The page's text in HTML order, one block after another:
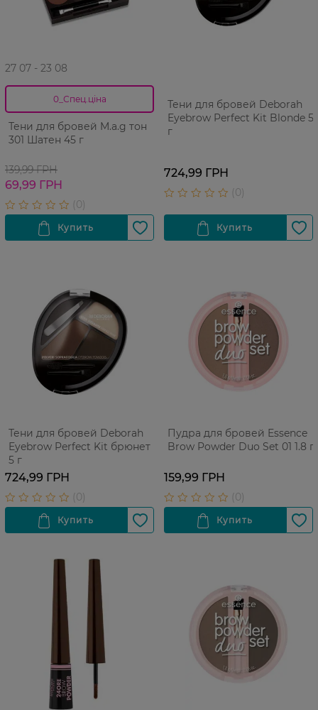
27 07 - 23 08
0_Спец.ціна
Тени для бровей M.a.g тон
301 Шатен 45 г
139,99 ГРН
69,99 ГРН
Тени для бровей Deborah
Eyebrow Perfect Kit Blonde 5
г
724,99 ГРН
Тени для бровей Deborah
Eyebrow Perfect Kit брюнет
5 г
724,99 ГРН
Пудра для бровей Essence
Brow Powder Duo Set 01 1.8 г
159,99 ГРН